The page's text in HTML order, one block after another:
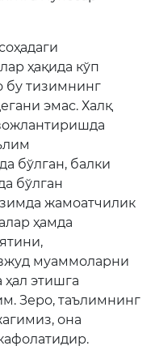
ҳақида кўп
тизимнинг
эмас. Халқ
бўлган, балки
бўлган
жамоатчилик
ҳамда
муаммоларни
этишга
Зеро, таълимнинг
она